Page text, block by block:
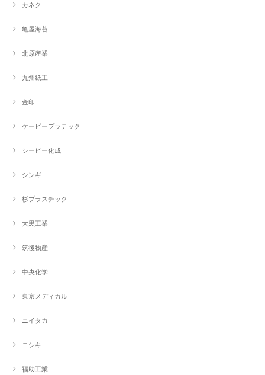
カネク
亀屋海苔
北原産業
九州紙工
金印
ケーピープラテック
シーピー化成
シンギ
杉プラスチック
大黒工業
筑後物産
中央化学
東京メディカル
ニイタカ
ニシキ
福助工業